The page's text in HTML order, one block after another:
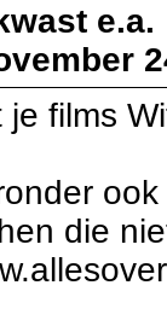
e.a.
films
die